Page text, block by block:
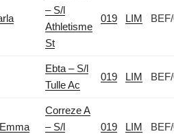
– S/l
Athletisme
St
019 LIM
Ebta – S/l
Tulle Ac
019 LIM
Correze A
– S/l
019 LIM